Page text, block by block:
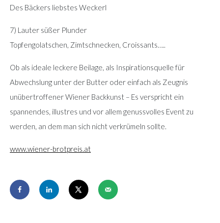
Des Bäckers liebstes Weckerl
7) Lauter süßer Plunder
Topfengolatschen, Zimtschnecken, Croissants…..
Ob als ideale leckere Beilage, als Inspirationsquelle für
Abwechslung unter der Butter oder einfach als Zeugnis
unübertroffener Wiener Backkunst – Es verspricht ein
spannendes, illustres und vor allem genussvolles Event zu
werden, an dem man sich nicht verkrümeln sollte.
www.wiener-brotpreis.at